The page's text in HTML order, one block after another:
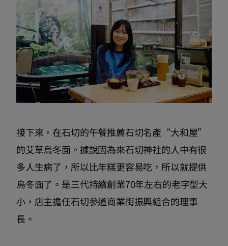
接下來，在石切的午餐推薦石切名產“大和屋”
的艾草烏冬面。據說因為來石切神社的人中有很
多人生病了，所以比年糕更容易吃，所以就提供
烏冬面了。是三代持續創業70年左右的老字型大
小，店主擔任石切參道商業街振興組合的理事
長。